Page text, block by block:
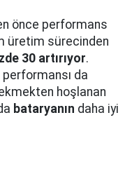
önce performans
üretim sürecinden
30 artırıyor.
da
hoşlanan
bataryanın daha iyi